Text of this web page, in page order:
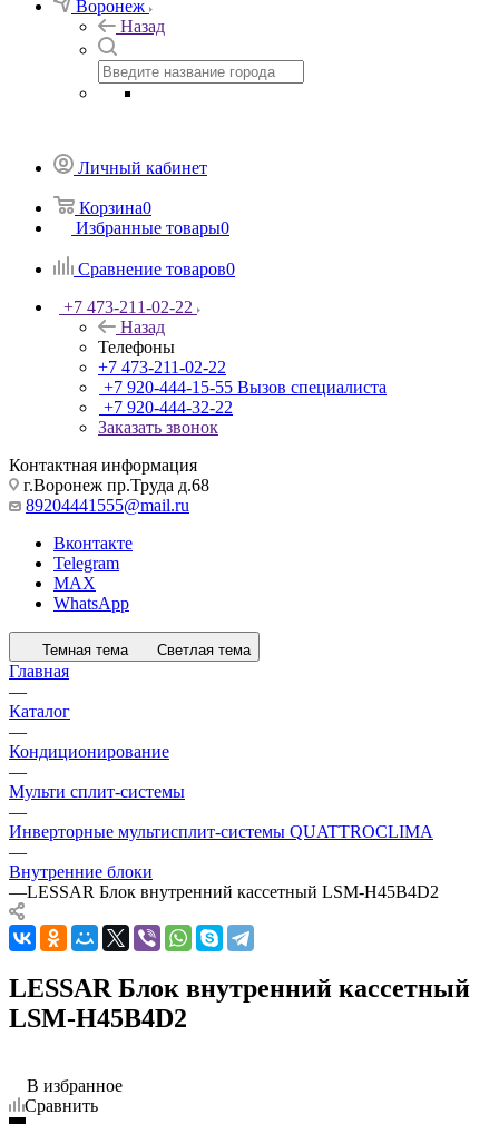
Воронеж
Назад
Личный кабинет
Корзина0
Избранные товары0
Сравнение товаров0
+7 473-211-02-22
Назад
Телефоны
+7 473-211-02-22
+7 920-444-15-55 Вызов специалиста
+7 920-444-32-22
Заказать звонок
Контактная информация
г.Воронеж пр.Труда д.68
89204441555@mail.ru
Вконтакте
Telegram
MAX
WhatsApp
Темная тема Светлая тема
Главная
—
Каталог
—
Кондиционирование
—
Мульти сплит-системы
—
Инверторные мультисплит-системы QUATTROCLIMA
—
Внутренние блоки
—LESSAR Блок внутренний кассетный LSM-H45B4D2
LESSAR Блок внутренний кассетный
LSM-H45B4D2
В избранное
Сравнить